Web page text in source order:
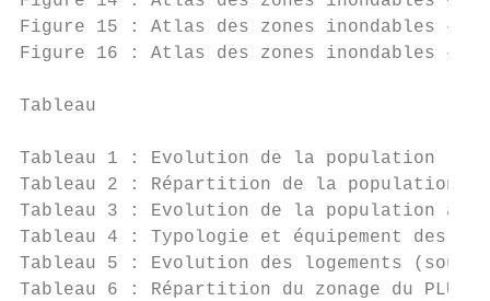
Figure 15 : Atlas des zones
Figure 16 : Atlas des zones
Tableau
Tableau 1 : Evolution de la
Tableau 2 : Répartition de la
Tableau 3 : Evolution de la
Tableau 4 : Typologie et
Tableau 5 : Evolution des
Tableau 6 : Répartition du